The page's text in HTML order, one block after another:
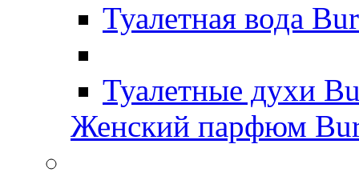
Туалетная вода
Туалетные духи
Женский парфюм